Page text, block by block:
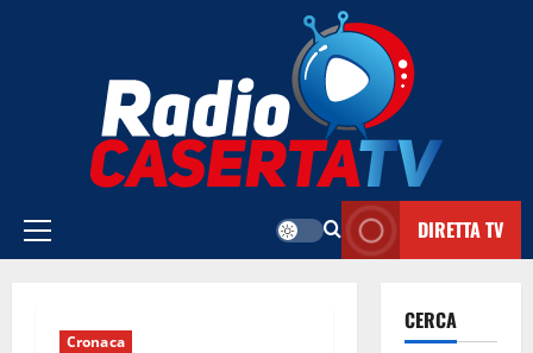
Menu
DIRETTA TV
Cronaca
CERCA